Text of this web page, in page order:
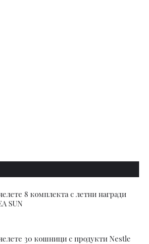
8 комплекта с летни награди
SUN
30 кошници с продукти Nestle